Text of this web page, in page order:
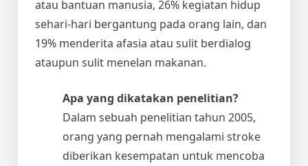
atau bantuan manusia, 26% kegiatan hidup
sehari-hari bergantung pada orang lain, dan
19% menderita afasia atau sulit berdialog
ataupun sulit menelan makanan.
Apa yang dikatakan penelitian?
Dalam sebuah penelitian tahun 2005,
orang yang pernah mengalami stroke
diberikan kesempatan untuk mencoba